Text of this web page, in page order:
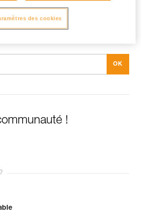
à la newsletter
actualité
!
des cookies